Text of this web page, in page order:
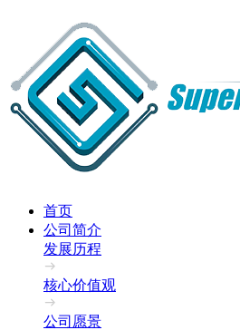
首页
公司简介
发展历程
核心价值观
公司愿景